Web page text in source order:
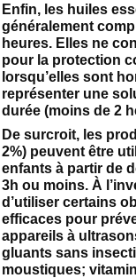
Enfin, les huiles
généralement
heures. Elles ne
pour la protection
lorsqu’elles sont
représenter une
durée (moins de 2
De surcroit, les
2%) peuvent être
enfants à partir de
3h ou moins. À
d’utiliser certains
efficaces pour
appareils à
gluants sans
moustiques;